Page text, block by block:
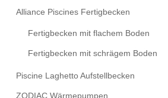
Alliance Piscines Fertigbecken
Fertigbecken mit flachem Boden
Fertigbecken mit schrägem Boden
Piscine Laghetto Aufstellbecken
ZODIAC Wärmepumpen